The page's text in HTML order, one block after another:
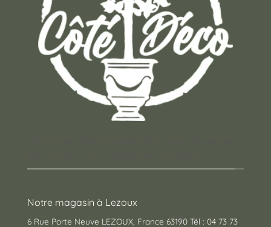
Notre magasin à Lezoux
6 Rue Porte Neuve LEZOUX, France 63190 Tél : 04 73 73